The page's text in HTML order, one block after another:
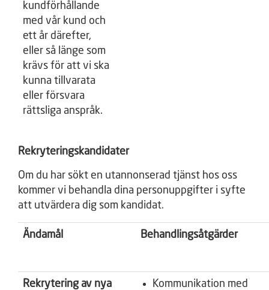
kundförhållande
med vår kund och
ett år därefter,
eller så länge som
krävs för att vi ska
kunna tillvarata
eller försvara
rättsliga anspråk.
Rekryteringskandidater
Om du har sökt en utannonserad tjänst hos oss
kommer vi behandla dina personuppgifter i syfte
att utvärdera dig som kandidat.
Ändamål Behandlingsåtgärder
Rekrytering av nya
Kommunikation med